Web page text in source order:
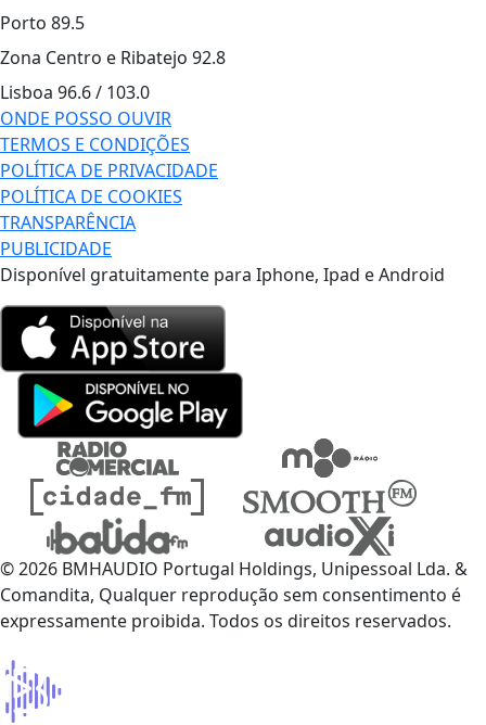
Porto 89.5
Zona Centro e Ribatejo 92.8
Lisboa 96.6 / 103.0
ONDE POSSO OUVIR
TERMOS E CONDIÇÕES
POLÍTICA DE PRIVACIDADE
POLÍTICA DE COOKIES
TRANSPARÊNCIA
PUBLICIDADE
Disponível gratuitamente para Iphone, Ipad e Android
© 2026 BMHAUDIO Portugal Holdings, Unipessoal Lda. &
Comandita, Qualquer reprodução sem consentimento é
expressamente proibida. Todos os direitos reservados.